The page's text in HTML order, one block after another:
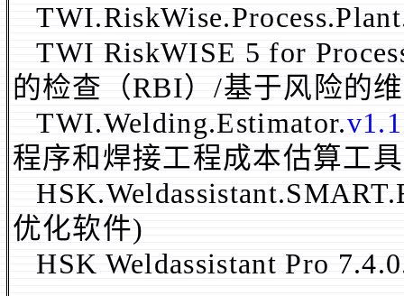
TWI RiskWISE 5 for
的检查（RBI）/基于风险的
TWI.Welding.Estimator.
程序和焊接工程成本估算工
优化软件)
HSK Weldassistant Pro